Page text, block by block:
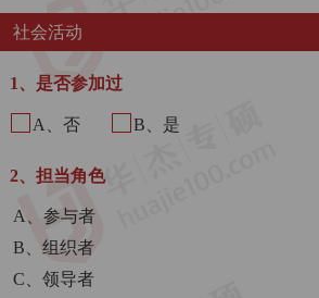
社会活动
1、是否参加过
A、否 B、是
2、担当角色
A、参与者
B、组织者
C、领导者